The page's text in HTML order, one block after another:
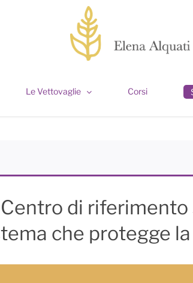
Le Vettovaglie Corsi
Centro di riferimento
che protegge